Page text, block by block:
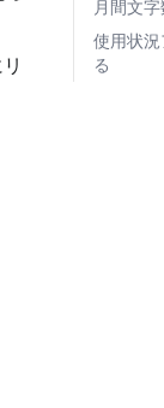
月間文
使用状
る